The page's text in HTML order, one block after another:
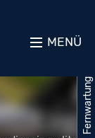
MENÜ
Fernwartung
Fernwartung